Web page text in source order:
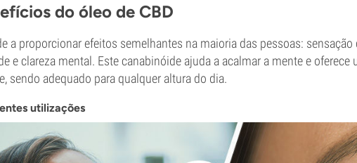
do óleo de CBD
a proporcionar efeitos semelhantes na maioria das pessoas: sensação
e clareza mental. Este canabinóide ajuda a acalmar a mente e oferece
sendo adequado para qualquer altura do dia.
utilizações